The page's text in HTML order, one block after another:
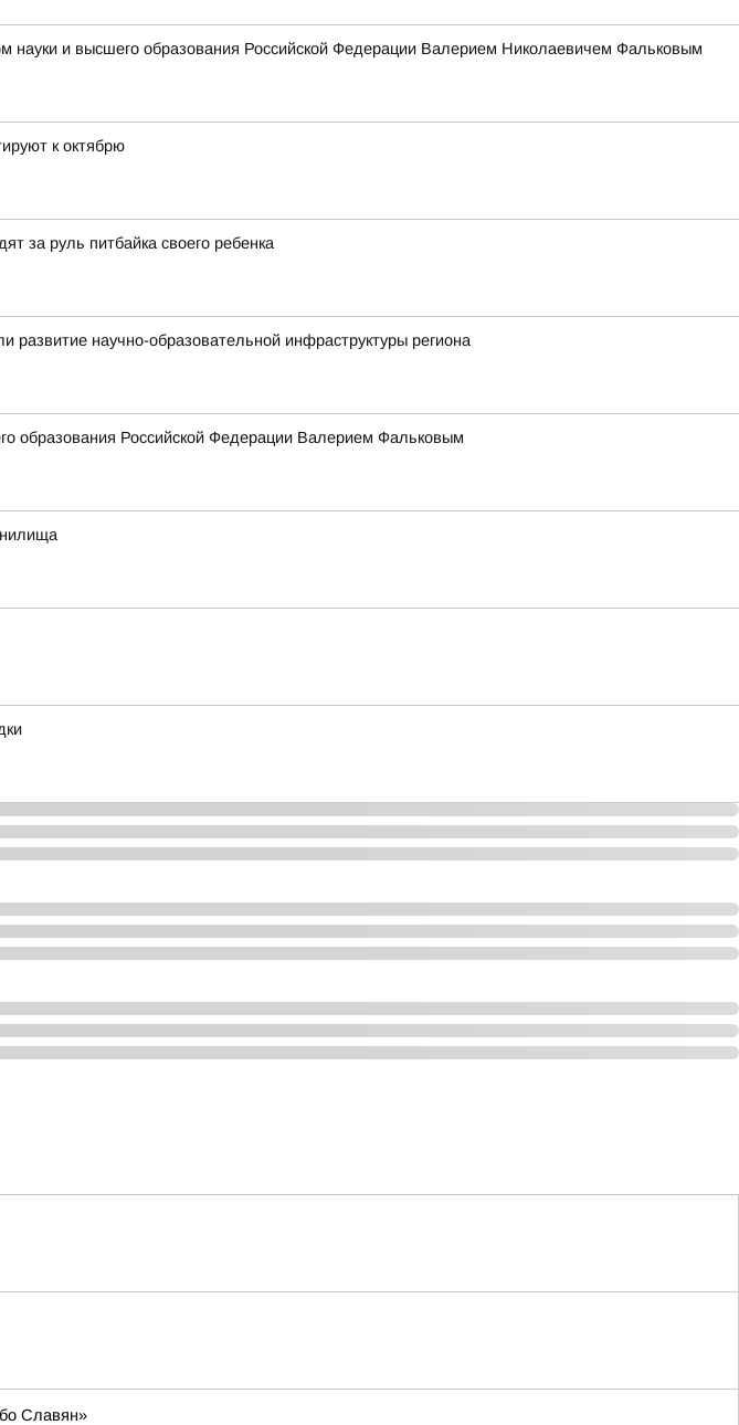
науки и высшего образования Российской Федерации Валерием Николаевичем Фальковым
к октябрю
за руль питбайка своего ребенка
развитие научно-образовательной инфраструктуры региона
образования Российской Федерации Валерием Фальковым
Славян»